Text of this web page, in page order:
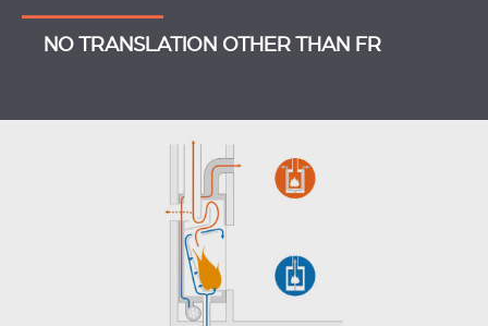
​NO TRANSLATION OTHER THAN FR